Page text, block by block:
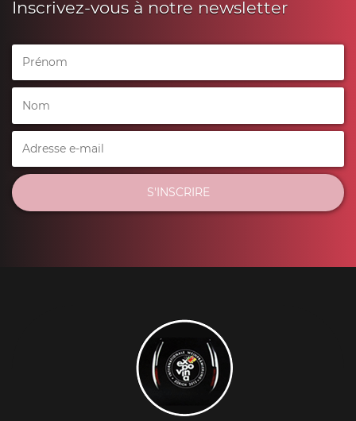
Inscrivez-vous à notre newsletter
S'INSCRIRE